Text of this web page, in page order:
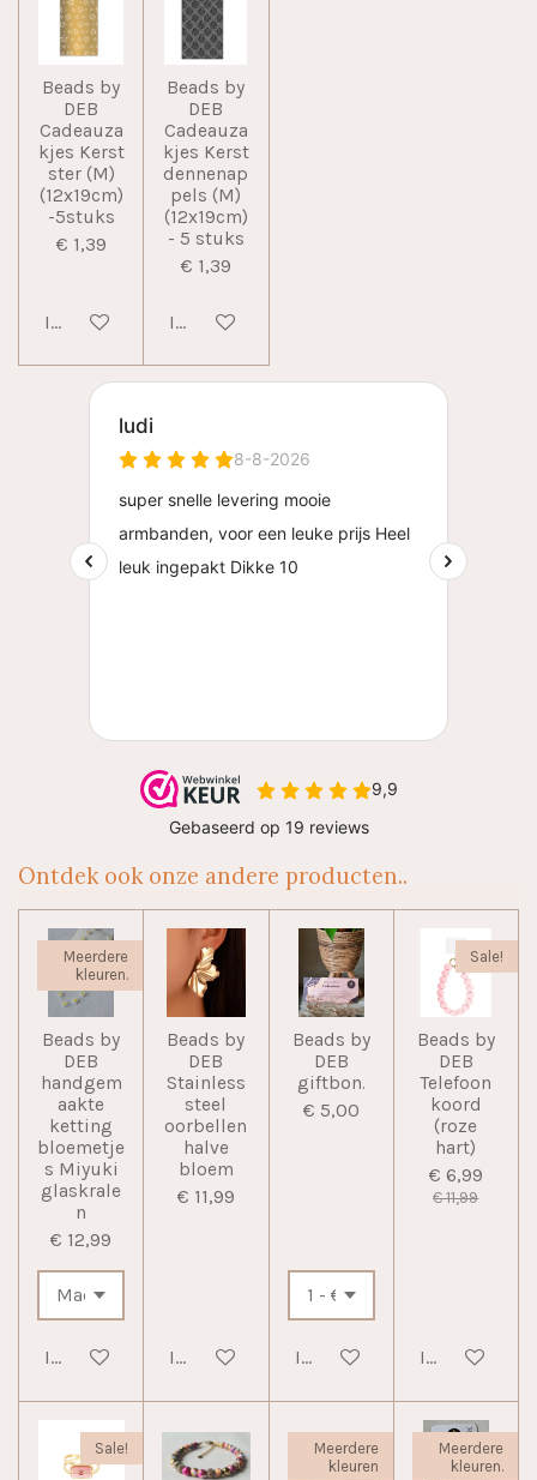
Beads by
DEB
Cadeauza
kjes Kerst
ster (M)
(12x19cm)
-5stuks
€ 1,39
In winkelwagen
Beads by
DEB
Cadeauza
kjes Kerst
dennenap
pels (M)
(12x19cm)
- 5 stuks
€ 1,39
In winkelwagen
Ontdek ook onze andere producten..
Meerdere
kleuren.
Beads by
DEB
handgem
aakte
ketting
bloemetje
s Miyuki
glaskrale
n
€ 12,99
In winkelwagen
Beads by
DEB
Stainless
steel
oorbellen
halve
bloem
€ 11,99
In winkelwagen
Beads by
DEB
giftbon.
€ 5,00
In winkelwagen
Sale!
Beads by
DEB
Telefoon
koord
(roze
hart)
€ 6,99
€ 11,99
In
Sale!
Meerdere
kleuren
Meerdere
kleuren.